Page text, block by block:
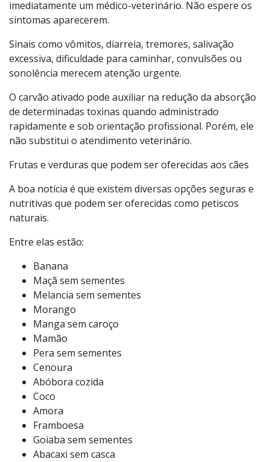
imediatamente um médico-veterinário. Não espere os
sintomas aparecerem.
Sinais como vômitos, diarreia, tremores, salivação
excessiva, dificuldade para caminhar, convulsões ou
sonolência merecem atenção urgente.
O carvão ativado pode auxiliar na redução da absorção
de determinadas toxinas quando administrado
rapidamente e sob orientação profissional. Porém, ele
não substitui o atendimento veterinário.
Frutas e verduras que podem ser oferecidas aos cães
A boa notícia é que existem diversas opções seguras e
nutritivas que podem ser oferecidas como petiscos
naturais.
Entre elas estão:
Banana
Maçã sem sementes
Melancia sem sementes
Morango
Manga sem caroço
Mamão
Pera sem sementes
Cenoura
Abóbora cozida
Coco
Amora
Framboesa
Goiaba sem sementes
Abacaxi sem casca